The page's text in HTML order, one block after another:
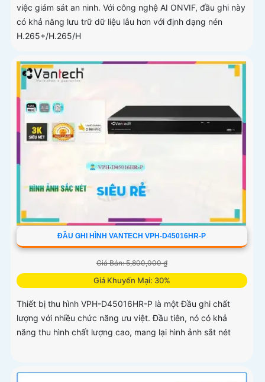
việc giám sát an ninh. Với công nghệ AI ONVIF, đầu ghi này
có khả năng lưu trữ dữ liệu lâu hơn với định dạng nén
H.265+/H.265/H
ĐẦU GHI HÌNH VANTECH VPH-D45016HR-P
Giá Bán: 5,800,000 ₫
Giá Khuyến Mại: 30%
Thiết bị thu hình VPH-D45016HR-P là một Đầu ghi chất
lượng với nhiều chức năng ưu việt. Đầu tiên, nó có khả
năng thu hình chất lượng cao, mang lại hình ảnh sắt nét